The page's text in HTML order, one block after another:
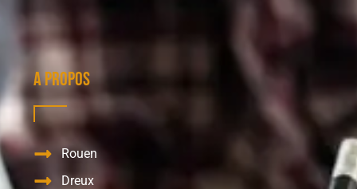
A propos
Rouen
Dreux